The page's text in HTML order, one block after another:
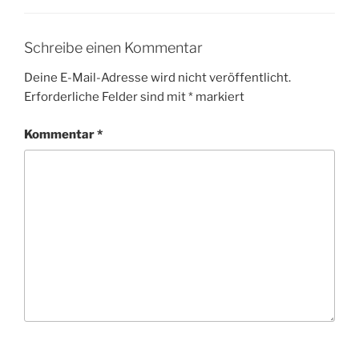
Schreibe einen Kommentar
Deine E-Mail-Adresse wird nicht veröffentlicht.
Erforderliche Felder sind mit* markiert
Kommentar*